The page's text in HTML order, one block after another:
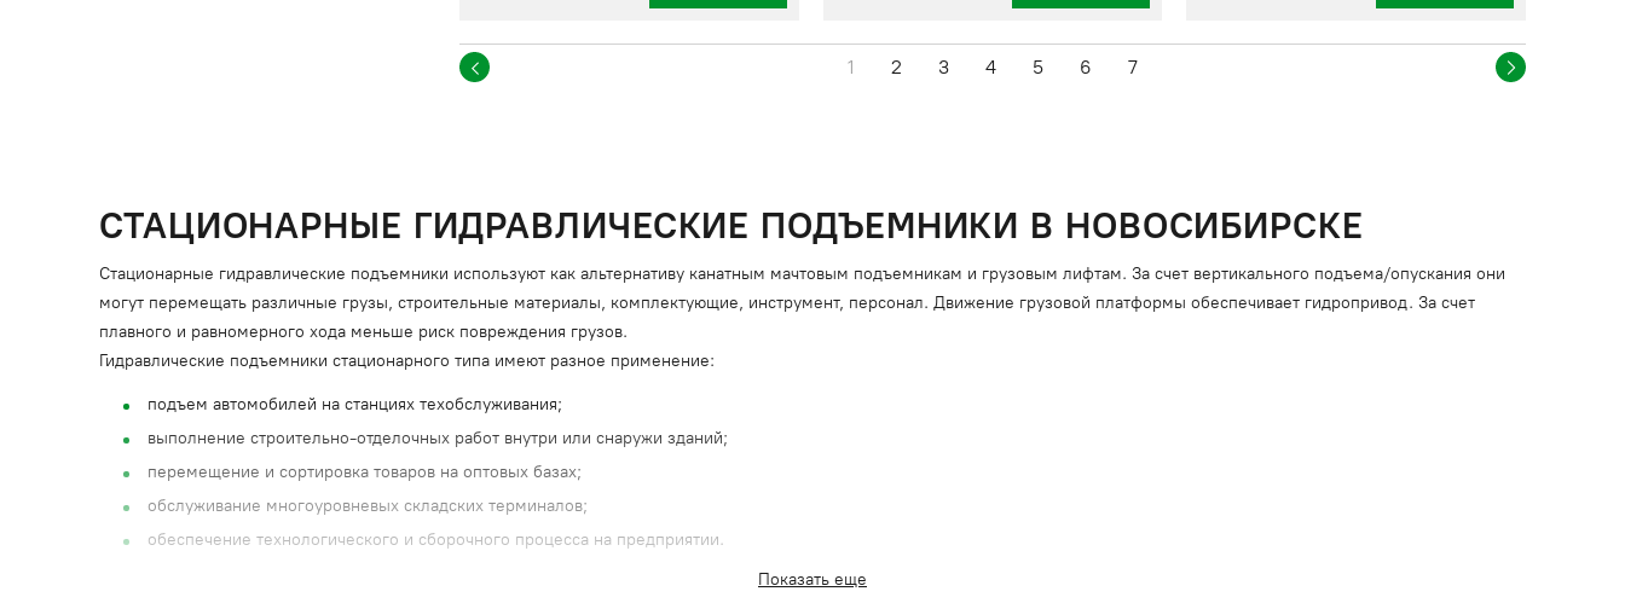
1 2 3 4 5 6 7
СТАЦИОНАРНЫЕ ГИДРАВЛИЧЕСКИЕ ПОДЪЕМНИКИ В НОВОСИБИРСКЕ
Стационарные гидравлические подъемники используют как альтернативу канатным мачтовым подъемникам и грузовым лифтам. За счет вертикального подъема/опускания они
могут перемещать различные грузы, строительные материалы, комплектующие, инструмент, персонал. Движение грузовой платформы обеспечивает гидропривод. За счет
плавного и равномерного хода меньше риск повреждения грузов.
Гидравлические подъемники стационарного типа имеют разное применение:
подъем автомобилей на станциях техобслуживания;
выполнение строительно-отделочных работ внутри или снаружи зданий;
перемещение и сортировка товаров на оптовых базах;
обслуживание многоуровневых складских терминалов;
обеспечение технологического и сборочного процесса на предприятии.
Грузоподъемное оборудование механизирует погрузочно-разгрузочные операции и быстро окупается. Для установки его не нужно регистрировать в государственных органах
Показать еще